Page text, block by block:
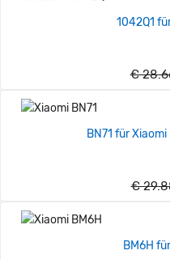
1042Q1
€
BN71 für
€
BM6H